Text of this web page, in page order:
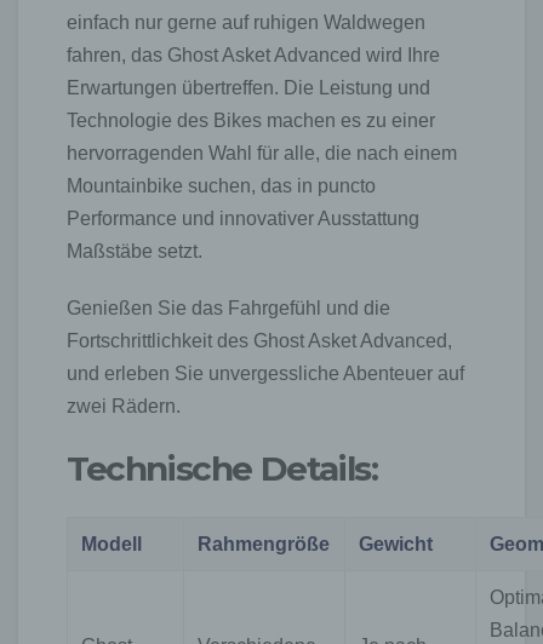
einfach nur gerne auf ruhigen Waldwegen
fahren, das Ghost Asket Advanced wird Ihre
Erwartungen übertreffen. Die Leistung und
Technologie des Bikes machen es zu einer
hervorragenden Wahl für alle, die nach einem
Mountainbike suchen, das in puncto
Performance und innovativer Ausstattung
Maßstäbe setzt.
Genießen Sie das Fahrgefühl und die
Fortschrittlichkeit des Ghost Asket Advanced,
und erleben Sie unvergessliche Abenteuer auf
zwei Rädern.
Technische Details:
Modell Rahmengröße Gewicht